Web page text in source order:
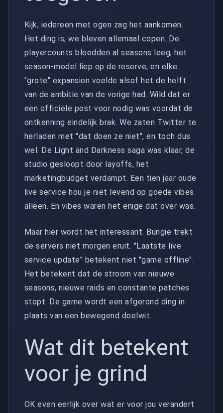
Kijk, iedereen met ogen zag het aankomen.
Het ding is, we bleven allemaal copen. De
playercounts bloedden al seasons leeg, het
season-model liep op de reserve, en elke
"grote" expansion voelde alsof het de helft
van de ambitie van de vorige had. Wild dat er
een officiële post voor nodig was voordat de
ontkenning eindelijk brak. We zaten Twitter te
herladen met "dat doen ze niet", en toch dus
wel. De Light and Darkness saga was klaar, de
studio gesloopt door layoffs, het
marketingbudget verdampt. Een tien jaar oude
live service hou je niet levend op goede vibes
alleen. En vibes waren het enige dat over was.
Maar hier wordt het interessant. Bungie trekt
de servers niet morgen eruit. "Laatste live
service update" betekent niet "game offline".
Het betekent dat de stroom van nieuwe
seasons, nieuwe raids en constante patches
stopt. De game wordt een afgerond ding in
plaats van een bewegend doelwit.
Wat dit betekent
voor je grind
OK even eerlijk over wat er voor jou verandert